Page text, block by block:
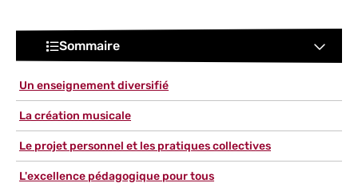
Sommaire
Un enseignement diversifié
La création musicale
Le projet personnel et les pratiques collectives
L'excellence pédagogique pour tous